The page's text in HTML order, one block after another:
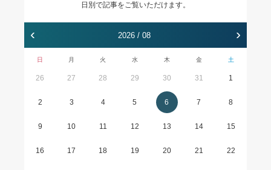
日別で記事をご覧いただけます。
‹ 2026 / 08 ›
日 月 火 水 木 金 土
26 27 28 29 30 31 1
2 3 4 5 6 7 8
9 10 11 12 13 14 15
16 17 18 19 20 21 22